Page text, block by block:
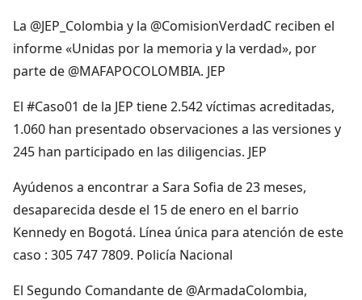
La @JEP_Colombia y la @ComisionVerdadC reciben el
informe «Unidas por la memoria y la verdad», por
parte de @MAFAPOCOLOMBIA. JEP
El #Caso01 de la JEP tiene 2.542 víctimas acreditadas,
1.060 han presentado observaciones a las versiones y
245 han participado en las diligencias. JEP
Ayúdenos a encontrar a Sara Sofia de 23 meses,
desaparecida desde el 15 de enero en el barrio
Kennedy en Bogotá. Línea única para atención de este
caso : 305 747 7809. Policía Nacional
El Segundo Comandante de @ArmadaColombia,